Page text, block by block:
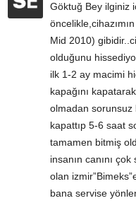
Göktuğ Bey ilginiz
Mid 2010)
olduğunu
ilk 1-2 ay macimi
kapağını
olmadan sorunsuz
kapattıp 5-6 saat
tamamen bitmiş
insanın canını
olan
bana servise